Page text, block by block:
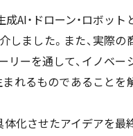
AI・ドローン・ロボット
ました。また、実際の
リーを通して、イノベー
れるものであることを
体化させたアイデアを最